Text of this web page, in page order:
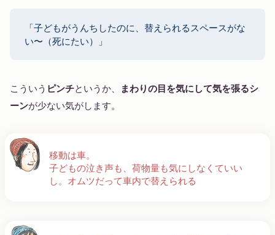
「子どもがうんちしたのに、替えられるスペースがな
い〜（死にたい）」
こういう ピンチというか、
まわりの目を気にして気を張るシ
ーンが少ない気がします。
移動は車。
子どもの泣き声も、荷物量も気にしなくていい
し。オムツだって車内で替えられる